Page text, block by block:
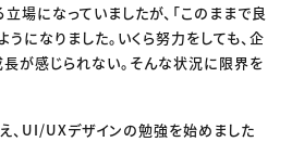
場になっていましたが、「このままで良
になりました。いくら努力をしても、企
が感じられない。そんな状況に限界を
、UI/UXデザインの勉強を始めました